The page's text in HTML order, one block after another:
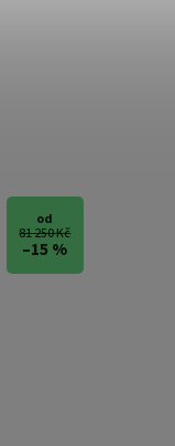
od
81 250 Kč
–15 %